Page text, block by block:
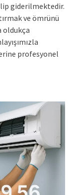
giderilmektedir.
ve ömrünü
oldukça
profesyonel